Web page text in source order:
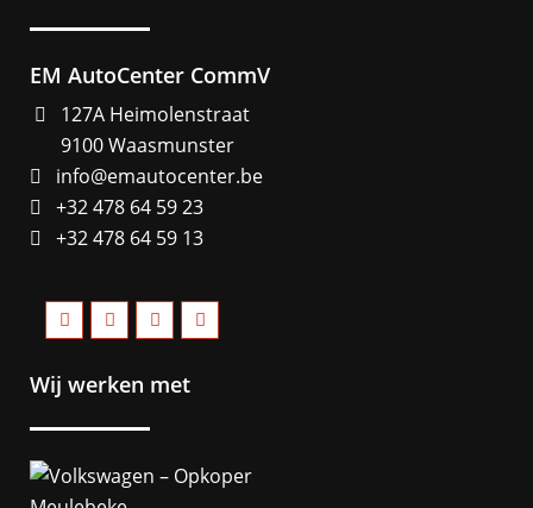
EM AutoCenter CommV
127A Heimolenstraat
9100 Waasmunster
info@emautocenter.be
+32 478 64 59 23
+32 478 64 59 13
Wij werken met